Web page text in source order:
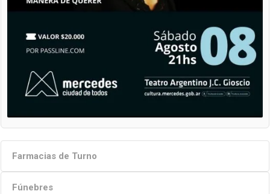
Farmacias de Turno
Fúnebres